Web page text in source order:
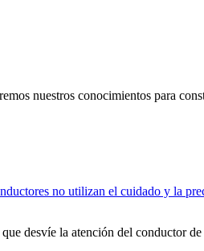
nuestros conocimientos para
no utilizan el cuidado y la
desvíe la atención del conductor